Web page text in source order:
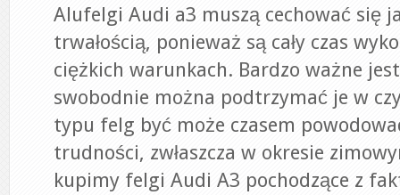
Alufelgi Audi a3 muszą cechować się
trwałością, ponieważ są cały czas
ciężkich warunkach. Bardzo ważne
swobodnie można podtrzymać je w
typu felg być może czasem
trudności, zwłaszcza w okresie
kupimy felgi Audi A3 pochodzące z